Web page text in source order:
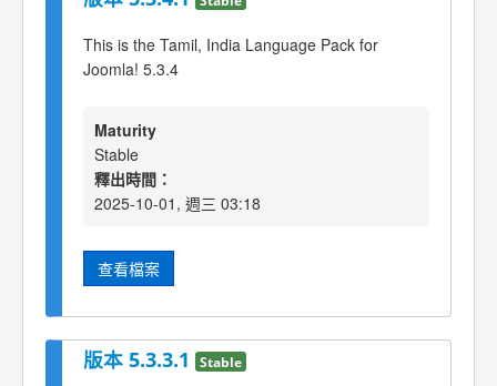
This is the Tamil, India Language Pack for
Joomla! 5.3.4
Maturity
Stable
釋出時間：
2025-10-01, 週三 03:18
查看檔案
版本 5.3.3.1 Stable